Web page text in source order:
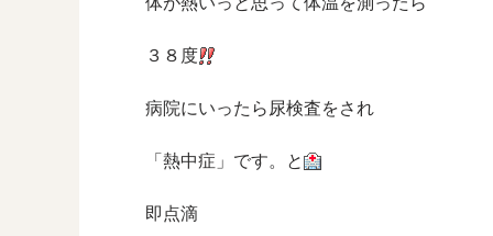
３８度
病院にいったら尿検査をされ
「熱中症」です。と
即点滴